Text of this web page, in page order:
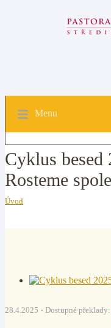
Menu
Cyklus besed
Rosteme
Úvod
28.4.2025 Dostupné překlady: